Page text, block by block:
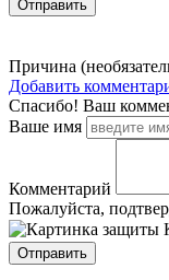
Причина
Добавить
Спасибо! Ваш
Ваше имя
Комментарий
Пожалуйста,